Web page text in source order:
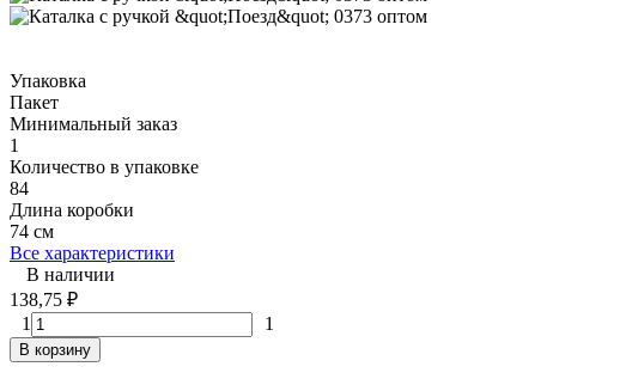
Упаковка
Пакет
Минимальный заказ
1
Количество в упаковке
84
Длина коробки
74 см
Все характеристики
В наличии
138,75 ₽
1
1
В корзину